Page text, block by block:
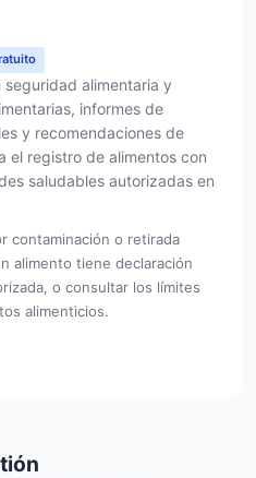
alimentaria y
informes de
y recomendaciones de
el registro de alimentos con
saludables autorizadas en
contaminación o retirada
alimento tiene declaración
o consultar los límites
alimenticios.